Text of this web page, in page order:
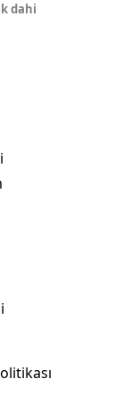
dahi